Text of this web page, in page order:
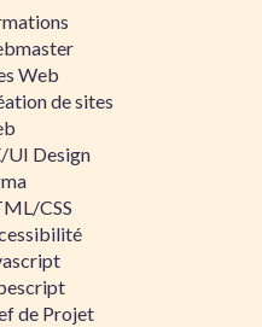
Web
de sites
UI Design
CSS
de Projet